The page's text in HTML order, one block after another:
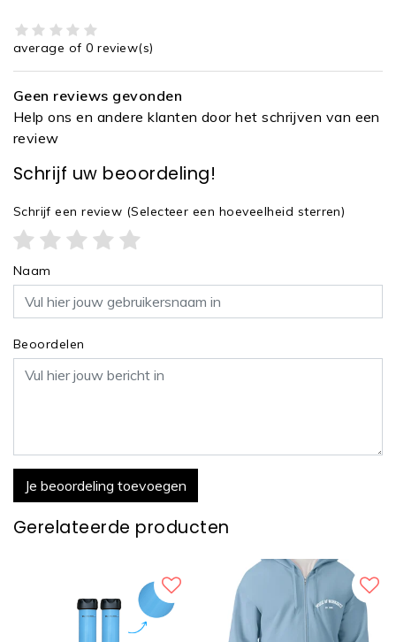
average of 0 review(s)
Geen reviews gevonden
Help ons en andere klanten door het schrijven van een
review
Schrijf uw beoordeling!
Schrijf een review (Selecteer een hoeveelheid sterren)
Naam
Beoordelen
Je beoordeling toevoegen
Gerelateerde producten